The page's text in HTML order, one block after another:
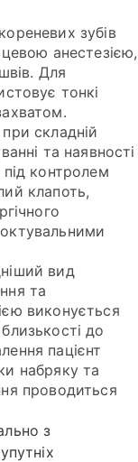
зубів
анестезією,
Для
тонкі
складній
та наявності
під контролем
клапоть,
вид
та
виконується
до
пацієнт
набряку та
проводиться
з